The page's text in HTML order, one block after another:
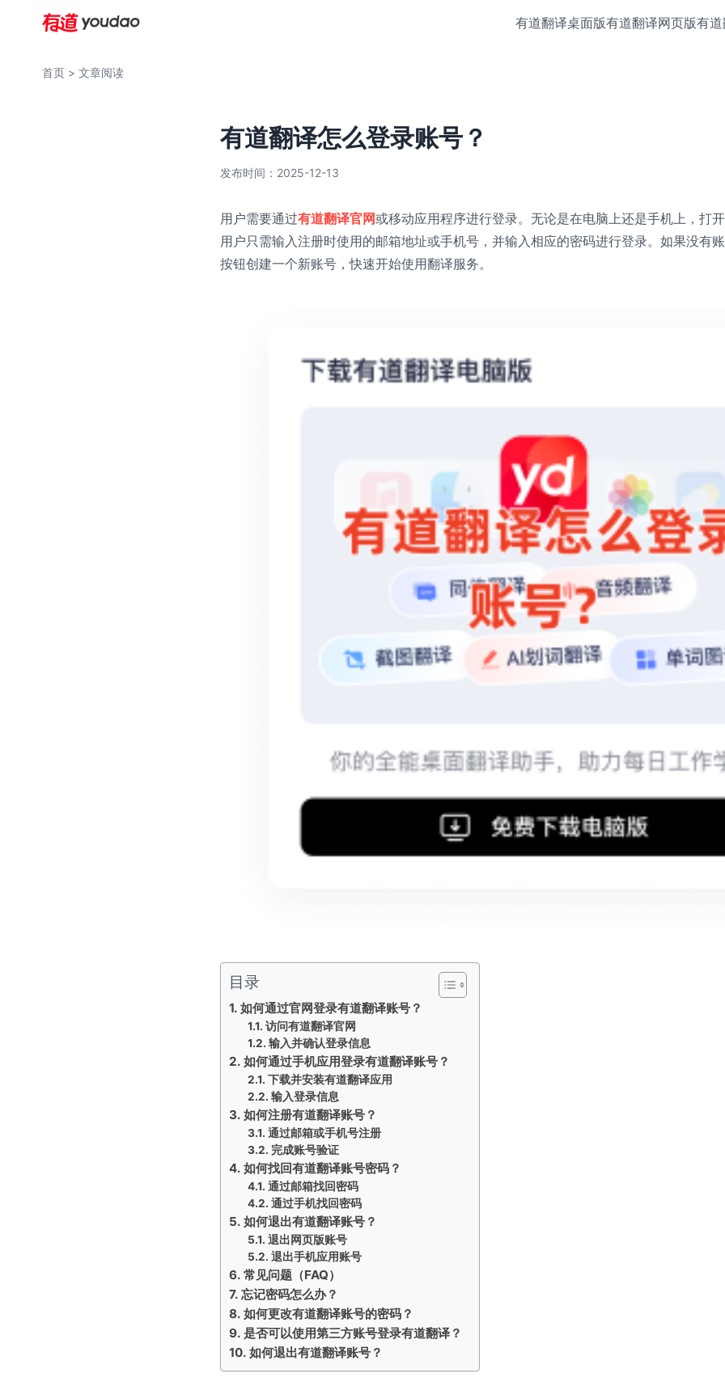
有道翻译桌面版有道翻译网页版有
首页 > 文章阅读
有道翻译怎么登录账号？
发布时间：2025-12-13
用户需要通过有道翻译官网或移动应用程序进行登录。无论是在电脑上还是手机上，打
用户只需输入注册时使用的邮箱地址或手机号，并输入相应的密码进行登录。如果没有
按钮创建一个新账号，快速开始使用翻译服务。
目录
如何通过官网登录有道翻译账号？
访问有道翻译官网
输入并确认登录信息
如何通过手机应用登录有道翻译账号？
下载并安装有道翻译应用
输入登录信息
如何注册有道翻译账号？
通过邮箱或手机号注册
完成账号验证
如何找回有道翻译账号密码？
通过邮箱找回密码
通过手机找回密码
如何退出有道翻译账号？
退出网页版账号
退出手机应用账号
常见问题（FAQ）
忘记密码怎么办？
如何更改有道翻译账号的密码？
是否可以使用第三方账号登录有道翻译？
如何退出有道翻译账号？